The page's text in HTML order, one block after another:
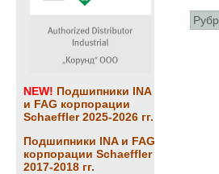
NEW! Подшипники INA
и FAG корпорации
Schaeffler 2025-2026 гг.
Подшипники INA и FAG
корпорации Schaeffler
2017-2018 гг.